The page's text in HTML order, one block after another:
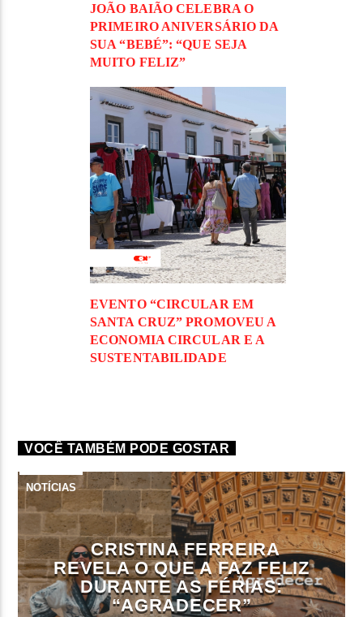
JOÃO BAIÃO CELEBRA O
PRIMEIRO ANIVERSÁRIO DA
SUA “BEBÉ”: “QUE SEJA
MUITO FELIZ”
EVENTO “CIRCULAR EM
SANTA CRUZ” PROMOVEU A
ECONOMIA CIRCULAR E A
SUSTENTABILIDADE
VOCÊ TAMBÉM PODE GOSTAR
NOTÍCIAS
CRISTINA FERREIRA
REVELA O QUE A FAZ FELIZ
DURANTE AS FÉRIAS:
“AGRADECER”